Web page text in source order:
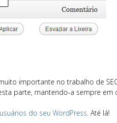
importante no trabalho de
parte, mantendo-a sempre em
do seu WordPress. Até lá!